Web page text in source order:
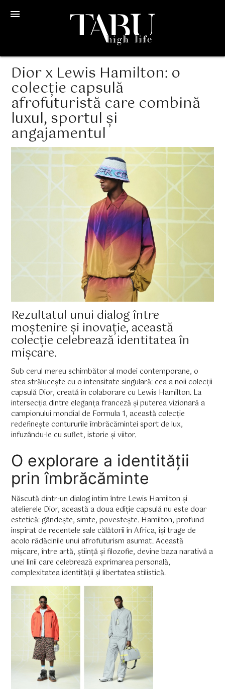
menu
Dior x Lewis Hamilton: o
colecție capsulă
afrofuturistă care combină
luxul, sportul și
angajamentul
Rezultatul unui dialog între
moștenire și inovație, această
colecție celebrează identitatea în
mișcare.
Sub cerul mereu schimbător al modei contemporane, o
stea strălucește cu o intensitate singulară: cea a noii colecții
capsulă Dior, creată în colaborare cu Lewis Hamilton. La
intersecția dintre eleganța franceză și puterea vizionară a
campionului mondial de Formula 1, această colecție
redefinește contururile îmbrăcămintei sport de lux,
infuzându-le cu suflet, istorie și viitor.
O explorare a identității
prin îmbrăcăminte
Născută dintr-un dialog intim între Lewis Hamilton și
atelierele Dior, această a doua ediție capsulă nu este doar
estetică: gândește, simte, povestește. Hamilton, profund
inspirat de recentele sale călătorii în Africa, își trage de
acolo rădăcinile unui afrofuturism asumat. Această
mișcare, între artă, știință și filozofie, devine baza narativă a
unei linii care celebrează exprimarea personală,
complexitatea identității și libertatea stilistică.